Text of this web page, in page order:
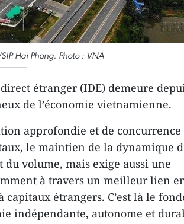
Hai Phong. Photo : VNA
étranger (IDE) demeure
de l’économie vietnamienne.
approfondie et de concurrence
le maintien de la dynamique
du volume, mais exige aussi une
à travers un meilleur lien
étrangers. C’est là le
indépendante, autonome et